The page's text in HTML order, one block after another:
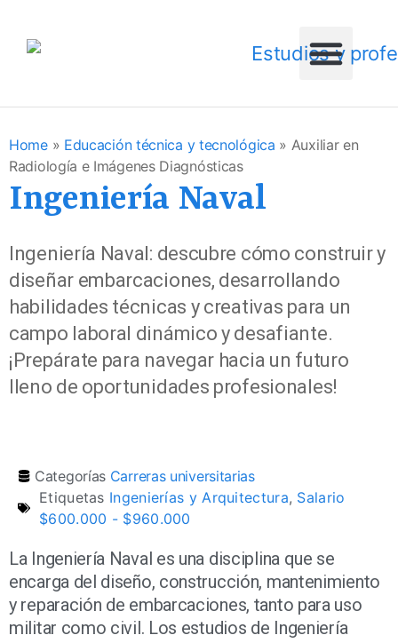
Home» Educación técnica y tecnológica » Auxiliar en
Radiología e Imágenes Diagnósticas
Ingeniería Naval
Ingeniería Naval: descubre cómo construir y
diseñar embarcaciones, desarrollando
habilidades técnicas y creativas para un
campo laboral dinámico y desafiante.
¡Prepárate para navegar hacia un futuro
lleno de oportunidades profesionales!
Categorías Carreras universitarias
Etiquetas Ingenierías y Arquitectura, Salario
$600.000 - $960.000
La Ingeniería Naval es una disciplina que se
encarga del diseño, construcción, mantenimiento
y reparación de embarcaciones, tanto para uso
militar como civil. Los estudios de Ingeniería